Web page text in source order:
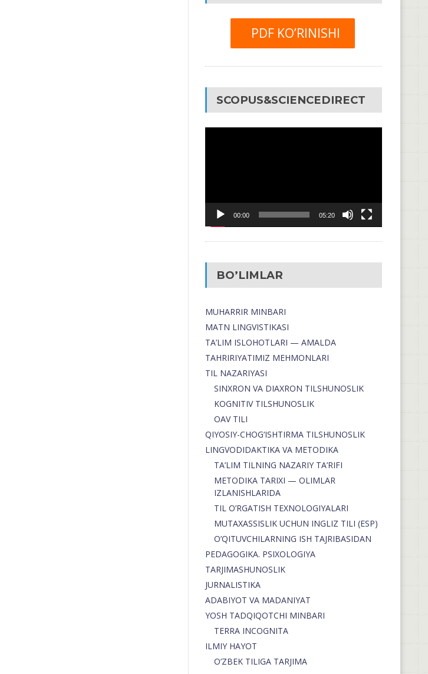
PDF KO’RINISHI
SCOPUS&SCIENCEDIRECT
00:00 05:20
BO’LIMLAR
MUHARRIR MINBARI
MATN LINGVISTIKASI
TA’LIM ISLOHOTLARI — AMALDA
TAHRIRIYATIMIZ MEHMONLARI
TIL NAZARIYASI
SINXRON VA DIAXRON TILSHUNOSLIK
KOGNITIV TILSHUNOSLIK
OAV TILI
QIYOSIY-CHOG‘ISHTIRMA TILSHUNOSLIK
LINGVODIDAKTIKA VA METODIKA
TA’LIM TILNING NAZARIY TA’RIFI
METODIKA TARIXI — OLIMLAR
IZLANISHLARIDA
TIL O’RGATISH TEXNOLOGIYALARI
MUTAXASSISLIK UCHUN INGLIZ TILI (ESP)
O’QITUVCHILARNING ISH TAJRIBASIDAN
PEDAGOGIKA. PSIXOLOGIYA
TARJIMASHUNOSLIK
JURNALISTIKA
ADABIYOT VA MADANIYAT
YOSH TADQIQOTCHI MINBARI
TERRA INCOGNITA
ILMIY HAYOT
O’ZBEK TILIGA TARJIMA